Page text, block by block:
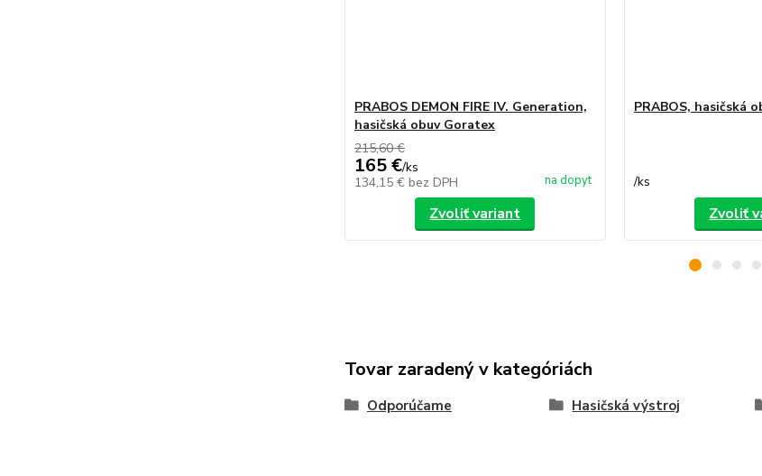
PRABOS DEMON FIRE IV. Generation,
hasičská obuv Goratex
215,60 €
165 €/ks
134,15 € bez DPH na dopyt
Zvoliť variant
PRABOS, hasičská
/ks
Zvoliť
Tovar zaradený v kategóriách
Odporúčame Hasičská výstroj